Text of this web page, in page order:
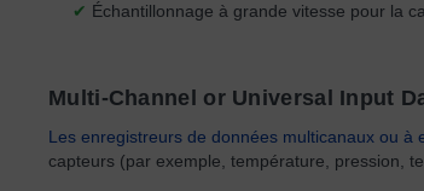
✔ Échantillonnage à grande vitesse pour la
Multi-Channel or Universal Input
Les enregistreurs de données multicanaux ou à
capteurs (par exemple, température, pression,